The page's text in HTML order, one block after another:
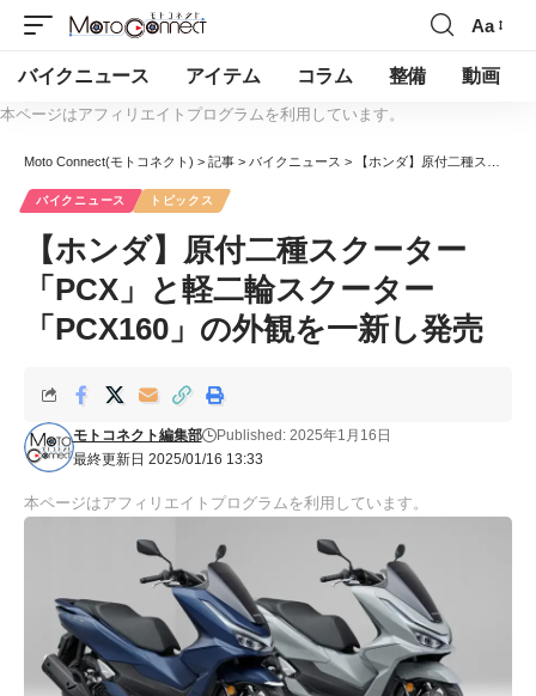
Aa
バイクニュース アイテム コラム 整備 動画
本ページはアフィリエイトプログラムを利用しています。
Moto Connect(モトコネクト) > 記事 > バイクニュース > 【ホンダ】原付二種スクーター「PCX」と軽二輪スクーター「PCX160」の外観を一新し発売
バイクニュース トピックス
【ホンダ】原付二種スクーター
「PCX」と軽二輪スクーター
「PCX160」の外観を一新し発売
最終更新日 2025/01/16 13:33
モトコネクト編集部 Published: 2025年1月16日
本ページはアフィリエイトプログラムを利用しています。